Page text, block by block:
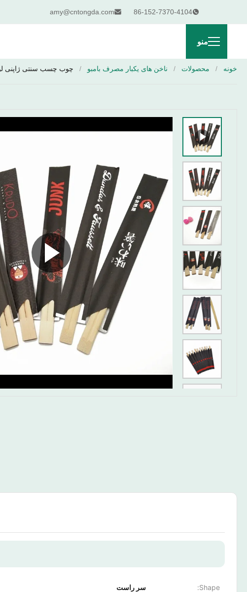
86-152-7370-4104
amy@cntongda.com
منو
خونه / محصولات / ناخن های یکبار مصرف بامبو / چوب چسب سنتی ژاپنی
Shape: سر راست